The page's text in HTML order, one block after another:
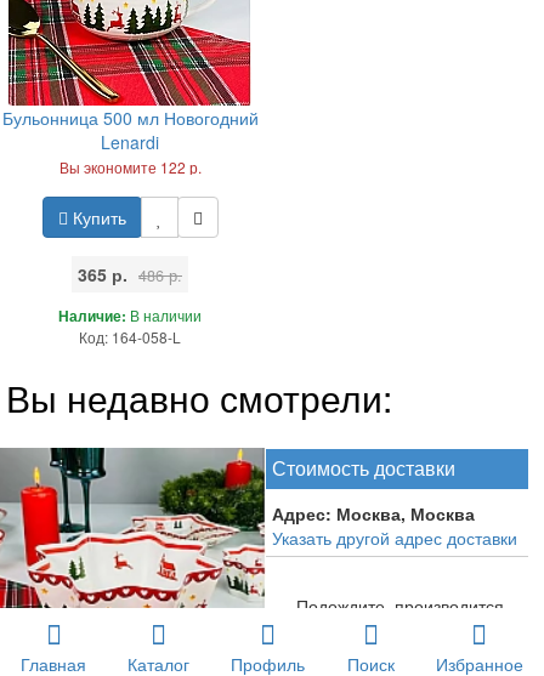
Бульонница 500 мл Новогодний
Lenardi
Вы экономите 122 р.
Купить
365 р. 486 р.
Наличие: В наличии
Код: 164-058-L
Вы недавно смотрели:
Стоимость доставки
Адрес: Москва, Москва
Указать другой адрес доставки
Подождите, производится
расчет доставки...
Главная
Каталог Профиль Поиск Избранное